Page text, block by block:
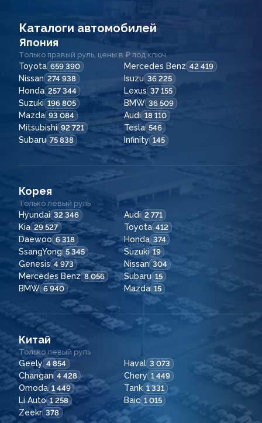
Каталоги автомобилей
Япония
Только правый руль, цены в ₽ под ключ.
Toyota 659 390 Mercedes Benz 42 419
Nissan 274 938 Isuzu 36 225
Honda 257 344 Lexus 37 155
Suzuki 196 805 BMW 36 509
Mazda 93 084 Audi 18 110
Mitsubishi 92 721 Tesla 546
Subaru 75 838 Infinity 145
Корея
Только левый руль
Hyundai 32 346 Audi 2 771
Kia 29 527 Toyota 412
Daewoo 6 318 Honda 374
SsangYong 5 345 Suzuki 19
Genesis 4 973 Nissan 304
Mercedes Benz 8 056 Subaru 15
BMW 6 940 Mazda 15
Китай
Только левый руль
Geely 4 854 Haval 3 073
Changan 4 428 Chery 1 449
Omoda 1 449 Tank 1 331
Li Auto 1 258 Baic 1 015
Zeekr 378